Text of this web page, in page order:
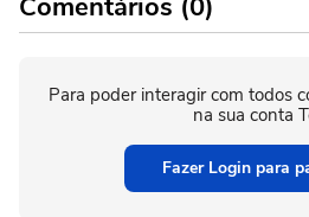
Para poder interagir com todos
na sua conta
Fazer Login para